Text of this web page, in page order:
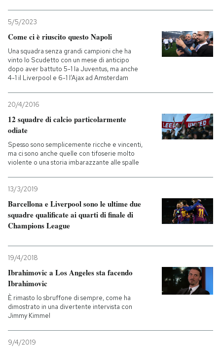
5/5/2023
Come ci è riuscito questo Napoli
Una squadra senza grandi campioni che ha
vinto lo Scudetto con un mese di anticipo
dopo aver battuto 5-1 la Juventus, ma anche
4-1 il Liverpool e 6-1 l’Ajax ad Amsterdam
20/4/2016
12 squadre di calcio particolarmente
odiate
Spesso sono semplicemente ricche e vincenti,
ma ci sono anche quelle con tifoserie molto
violente o una storia imbarazzante alle spalle
13/3/2019
Barcellona e Liverpool sono le ultime due
squadre qualificate ai quarti di finale di
Champions League
19/4/2018
Ibrahimovic a Los Angeles sta facendo
Ibrahimovic
È rimasto lo sbruffone di sempre, come ha
dimostrato in una divertente intervista con
Jimmy Kimmel
9/4/2019